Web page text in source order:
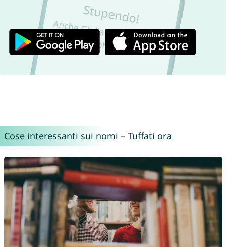
Cose interessanti sui nomi – Tuffati ora